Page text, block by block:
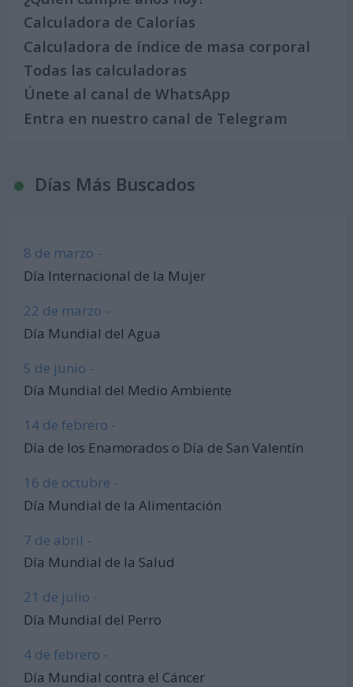
Calculadora de Calorías
Calculadora de índice de masa corporal
Todas las calculadoras
Únete al canal de WhatsApp
Entra en nuestro canal de Telegram
Días Más Buscados
8 de marzo -
Día Internacional de la Mujer
22 de marzo -
Día Mundial del Agua
5 de junio -
Día Mundial del Medio Ambiente
14 de febrero -
Día de los Enamorados o Día de San Valentín
16 de octubre -
Día Mundial de la Alimentación
7 de abril -
Día Mundial de la Salud
21 de julio -
Día Mundial del Perro
4 de febrero -
Día Mundial contra el Cáncer